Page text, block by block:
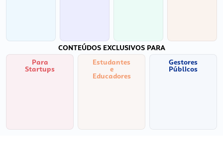
CONTEÚDOS EXCLUSIVOS PARA
Para
Startups
Estudantes
e
Educadores
Gestores
Públicos